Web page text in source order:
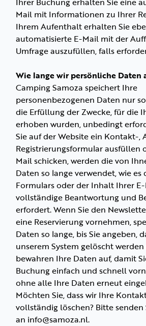
Mail mit Informationen zu Ihrer
Ihrem Aufenthalt erhalten Sie
automatisierte E-Mail mit der
Umfrage auszufüllen, falls
Wie lange wir persönliche Daten
Camping Samoza speichert Ihre
personenbezogenen Daten nur
die Erfüllung der Zwecke, für die
erhoben wurden, unbedingt
Sie auf der Website ein Kontakt-,
Registrierungsformular ausfüllen
Mail schicken, werden die von
Daten so lange verwendet, wie es
Formulars oder der Inhalt Ihrer
vollständige Beantwortung und
erfordert. Wenn Sie den
eine Reservierung vornehmen,
Daten so lange, bis Sie angeben,
unserem System gelöscht
bewahren Ihre Daten auf, damit
Buchung einfach und schnell
ohne alle Ihre Daten erneut
Möchten Sie, dass wir Ihre
vollständig löschen? Bitte senden
an info@samoza.nl.